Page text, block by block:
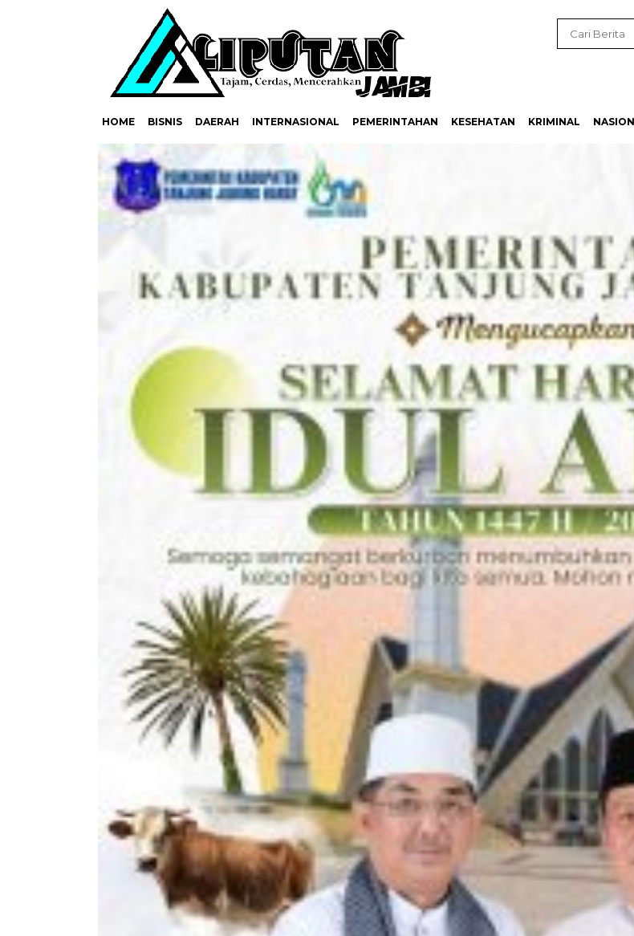
HOME BISNIS DAERAH INTERNASIONAL PEMERINTAHAN KESEHATAN KRIMINAL